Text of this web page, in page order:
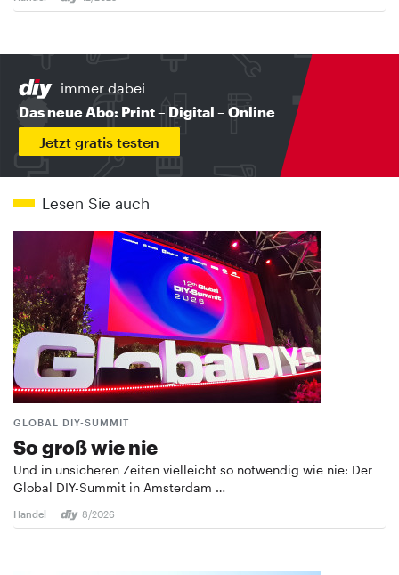
immer dabei
Das neue Abo: Print – Digital – Online
Jetzt gratis testen
Lesen Sie auch
GLOBAL DIY-SUMMIT
So groß wie nie
Und in unsicheren Zeiten vielleicht so notwendig wie nie: Der
Global DIY-Summit in Amsterdam …
Handel 8/2026